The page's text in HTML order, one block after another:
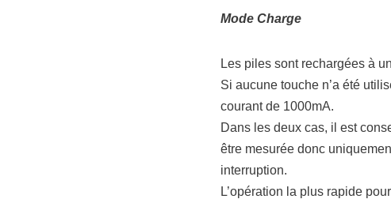
Mode Charge
Les piles sont rechargées à
Si aucune touche n’a été
courant de 1000mA.
Dans les deux cas, il est
être mesurée donc
interruption.
L’opération la plus rapide